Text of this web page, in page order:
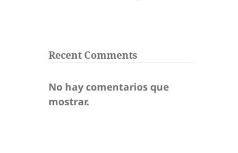
Recent Comments
No hay comentarios que
mostrar.